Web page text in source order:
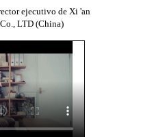
ejecutivo de Xi 'an
LTD (China)